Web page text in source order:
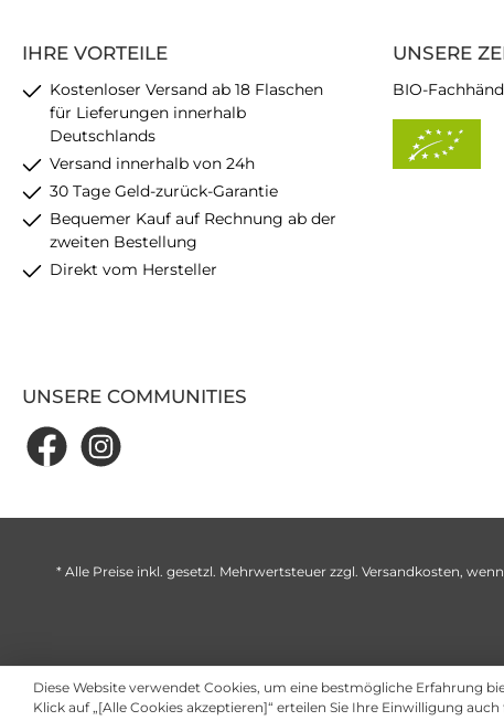
IHRE VORTEILE
Kostenloser Versand ab 18 Flaschen
für Lieferungen innerhalb
Deutschlands
Versand innerhalb von 24h
30 Tage Geld-zurück-Garantie
Bequemer Kauf auf Rechnung ab der
zweiten Bestellung
Direkt vom Hersteller
UNSERE
BIO-
UNSERE COMMUNITIES
* Alle Preise inkl. gesetzl. Mehrwertsteuer zzgl. Versandkosten,
Diese Website verwendet Cookies, um eine bestmögliche Erfahrung
Klick auf „[Alle Cookies akzeptieren]“ erteilen Sie Ihre Einwilligung